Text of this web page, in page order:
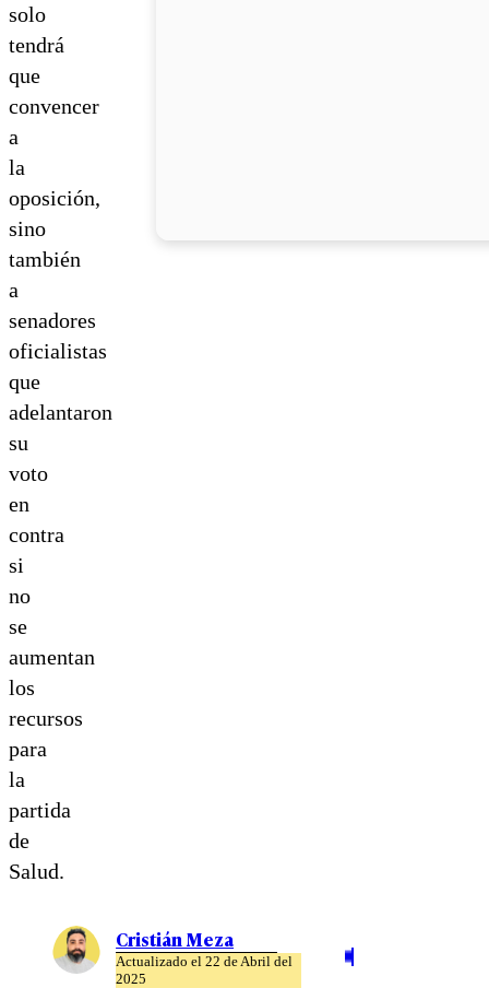
solo
tendrá
que
convencer
a
la
oposición,
sino
también
a
senadores
oficialistas
que
adelantaron
su
voto
en
contra
si
no
se
aumentan
los
recursos
para
la
partida
de
Salud.
Cristián Meza
Actualizado el 22 de Abril del
2025